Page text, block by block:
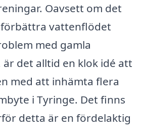
Oavsett om det
vattenflödet
med gamla
är det alltid en klok idé att
med att inhämta flera
i Tyringe. Det finns
detta är en fördelaktig